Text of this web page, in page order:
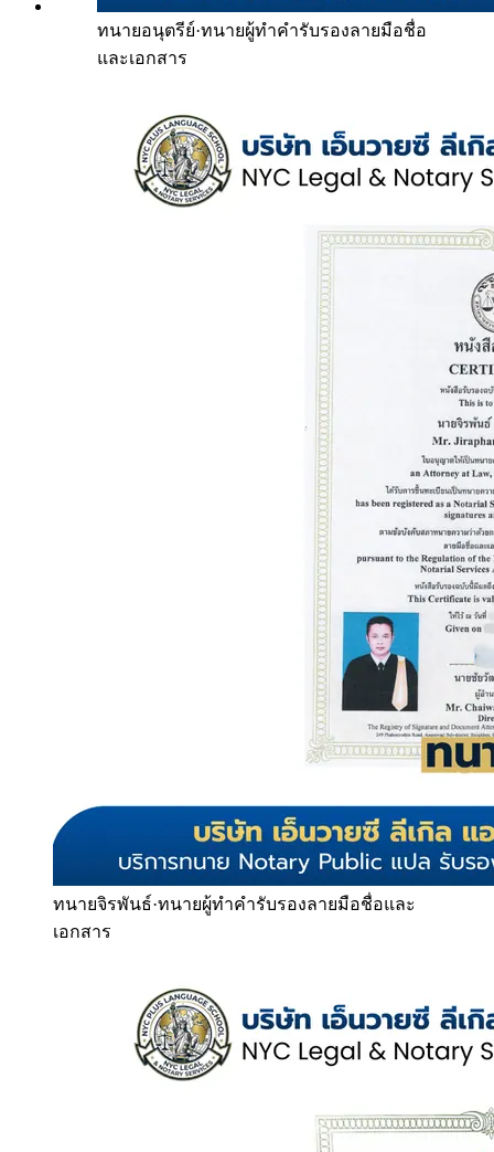
ทนายอนุตรีย์·ทนายผู้ทำคำรับรองลายมือชื่อ
และเอกสาร
ทนายจิรพันธ์·ทนายผู้ทำคำรับรองลายมือชื่อและ
เอกสาร